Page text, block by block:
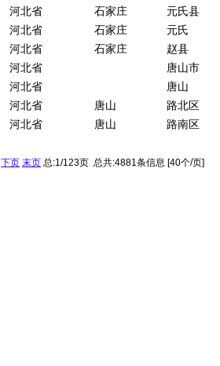
河北省 石家庄
元氏县
河北省 石家庄
元氏
河北省 石家庄
赵县
河北省
唐山市
河北省
唐山
河北省 唐山
路北区
河北省 唐山 路南区
下页 末页 总:1/123页 总共:4881条信息 [40个/页]